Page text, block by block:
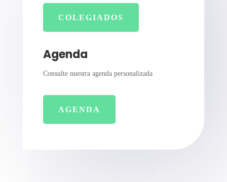
COLEGIADOS
Agenda
Consulte nuestra agenda personalizada
AGENDA